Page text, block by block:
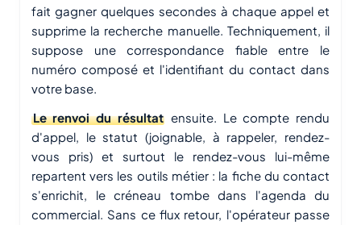
fait gagner quelques secondes à chaque appel et
supprime la recherche manuelle. Techniquement, il
suppose une correspondance fiable entre le
numéro composé et l'identifiant du contact dans
votre base.
Le renvoi du résultat ensuite. Le compte rendu
d'appel, le statut (joignable, à rappeler, rendez-
vous pris) et surtout le rendez-vous lui-même
repartent vers les outils métier : la fiche du contact
s'enrichit, le créneau tombe dans l'agenda du
commercial. Sans ce flux retour, l'opérateur passe